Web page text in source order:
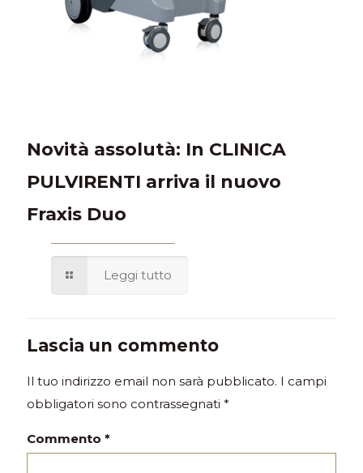
Novità assolutà: In CLINICA
PULVIRENTI arriva il nuovo
Fraxis Duo
Leggi tutto
Lascia un commento
Il tuo indirizzo email non sarà pubblicato. I campi
obbligatori sono contrassegnati *
Commento *